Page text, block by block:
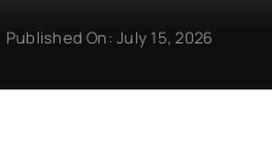
Published On: July 15, 2026